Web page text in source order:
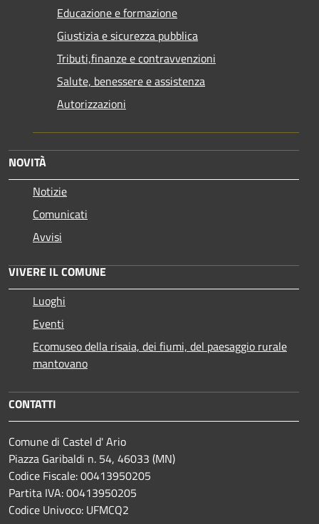
Educazione e formazione
Giustizia e sicurezza pubblica
Tributi,finanze e contravvenzioni
Salute, benessere e assistenza
Autorizzazioni
NOVITÀ
Notizie
Comunicati
Avvisi
VIVERE IL COMUNE
Luoghi
Eventi
Ecomuseo della risaia, dei fiumi, del paesaggio rurale
mantovano
CONTATTI
Comune di Castel d' Ario
Piazza Garibaldi n. 54, 46033 (MN)
Codice Fiscale: 00413950205
Partita IVA: 00413950205
Codice Univoco: UFMCQ2